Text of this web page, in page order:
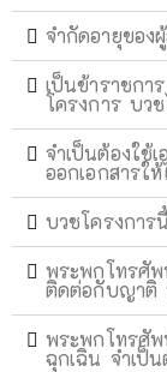
จำกัดอายุของ
เป็นข้าราชกา
โครงการ บว
จำเป็นต้องใช้
ออกเอกสารใ
บวชโครงการ
พระพกโทรศัพ
ติดต่อกับญาติ
พระพกโทรศั
ฉุกเฉิน จำเป็